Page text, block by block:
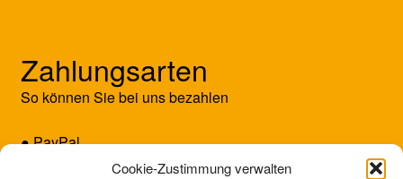
Cookie-Zustimmung verwalten
Zahlungsarten
So können Sie bei uns bezahlen
● PayPal
● Kreditkarte (Mastercard/Visa)